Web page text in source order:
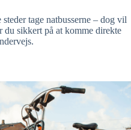
tage natbusserne – dog vil
du sikkert på at komme direkte